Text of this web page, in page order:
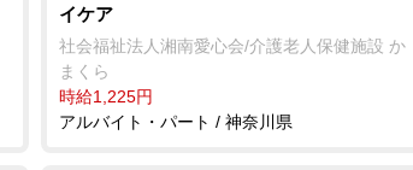
イケア
社会福祉法人湘南愛心会/介護老人保健施設 か
まくら
時給1,225円
アルバイト・パート / 神奈川県